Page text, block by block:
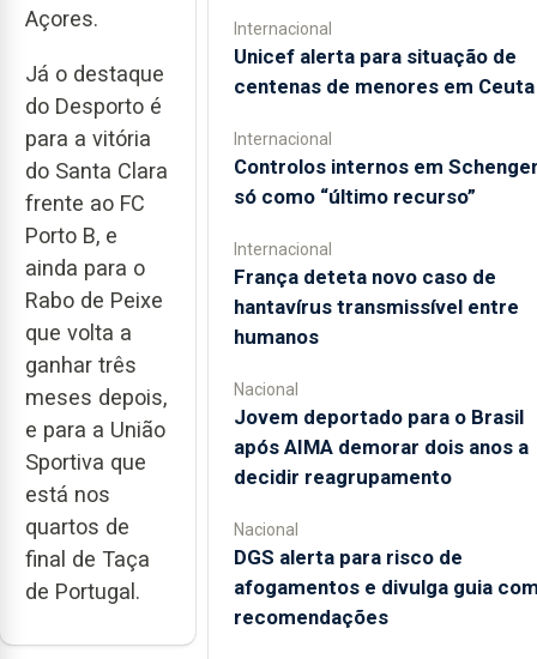
Açores.
Já o destaque
do Desporto é
para a vitória
do Santa Clara
frente ao FC
Porto B, e
ainda para o
Rabo de Peixe
que volta a
ganhar três
meses depois,
e para a União
Sportiva que
está nos
quartos de
final de Taça
de Portugal.
Internacional
Unicef alerta para situação de
centenas de menores em Ceuta
Internacional
Controlos internos em
só como “último recurso”
Internacional
França deteta novo caso de
hantavírus transmissível entre
humanos
Nacional
Jovem deportado para o Brasil
após AIMA demorar dois anos a
decidir reagrupamento
Nacional
DGS alerta para risco de
afogamentos e divulga guia
recomendações